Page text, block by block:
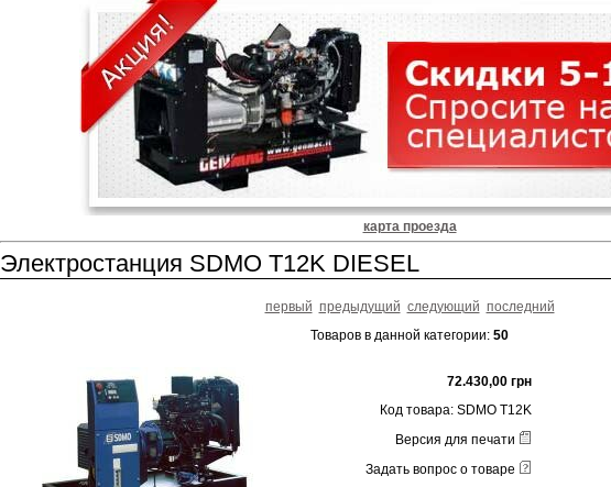
карта проезда
Электростанция SDMO T12K DIESEL
первый предыдущий следующий последний
Товаров в данной категории: 50
72.430,00 грн
Код товара: SDMO T12K
Версия для печати
Задать вопрос о товаре